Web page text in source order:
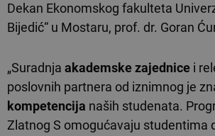
Dekan Ekonomskog fakulteta
Bijedić“ u Mostaru, prof. dr. Goran
„Suradnja akademske zajednice i
poslovnih partnera od iznimnog je
kompetencija naših studenata.
Zlatnog S omogućavaju studentima